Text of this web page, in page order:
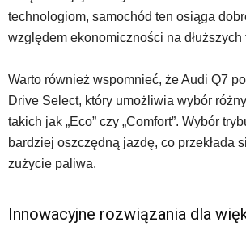
technologiom, samochód ten osiąga
względem ekonomiczności na dłuższych
Warto również wspomnieć, że Audi Q7
Drive Select, który umożliwia wybór
takich jak „Eco” czy „Comfort”. Wybór
bardziej oszczędną jazdę, co przekłada
zużycie paliwa.
Innowacyjne rozwiązania dla